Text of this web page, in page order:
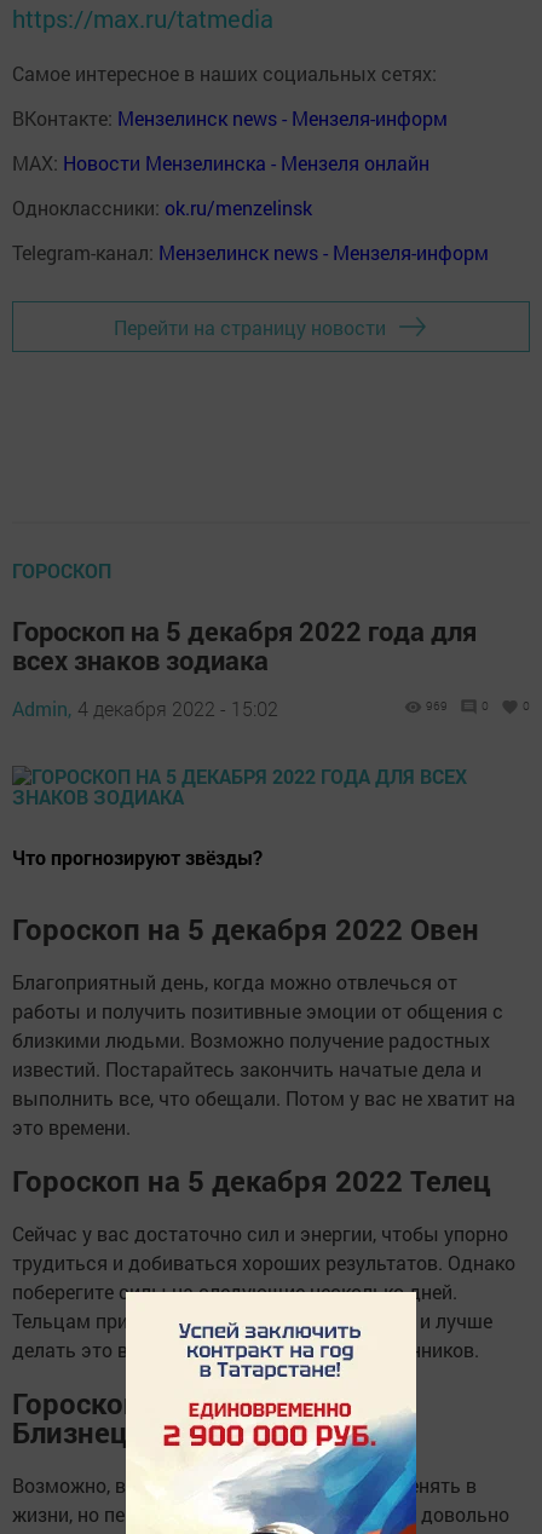
https://max.ru/tatmedia
Самое интересное в наших социальных сетях:
ВКонтакте: Мензелинск news - Мензеля-информ
MAX: Новости Мензелинска - Мензеля онлайн
Одноклассники: ok.ru/menzelinsk
Telegram-канал: Мензелинск news - Мензеля-информ
Перейти на страницу новости
ГОРОСКОП
Гороскоп на 5 декабря 2022 года для
всех знаков зодиака
Admin, 4 декабря 2022 - 15:02 969 0 0
Что прогнозируют звёзды?
Гороскоп на 5 декабря 2022 Овен
Благоприятный день, когда можно отвлечься от
работы и получить позитивные эмоции от общения с
близкими людьми. Возможно получение радостных
известий. Постарайтесь закончить начатые дела и
выполнить все, что обещали. Потом у вас не хватит на
это времени.
Гороскоп на 5 декабря 2022 Телец
Сейчас у вас достаточно сил и энергии, чтобы упорно
трудиться и добиваться хороших результатов. Однако
поберегите силы на следующие несколько дней.
Тельцам придется преодолевать трудности и лучше
делать это в команде верных единомышленников.
Гороскоп на 5 декабря 2022
Близнецы
Возможно, вам сейчас не хочется ничего менять в
жизни, но перемены случатся скоро и будут довольно